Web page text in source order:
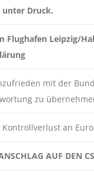
Druck.
Flughafen Leipzig/
mit der
zu
an
AUF DEN